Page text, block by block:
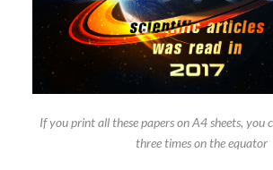
If you print all these papers on A4 sheets, you
three times on the equator